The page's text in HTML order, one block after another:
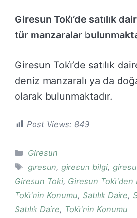
Giresun Toki̇’de satılık
tür manzaralar
Giresun Toki̇’de satılık
deniz manzaralı ya da
olarak bulunmaktadır.
Post Views: 849
Kategoriler
Giresun
Etiketler
giresun, giresun bilgi,
Giresun Toki, Giresun Toki̇'den
Toki̇'nin Konumu, Satılık Daire,
Satılık Daire, Toki̇'nin Konumu